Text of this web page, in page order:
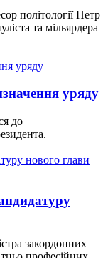
політології Петр
та мільярдера
уряду
до
закордонних